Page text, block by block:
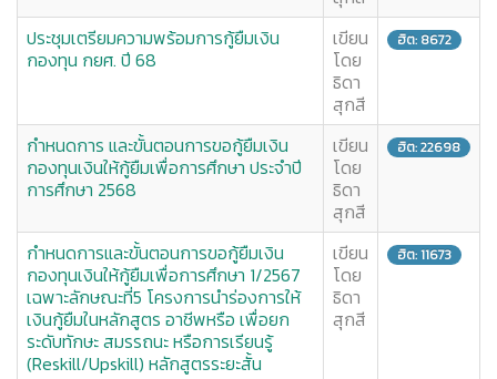
ประชุมเตรียมความพร้อมการกู้ยืมเงิน
กองทุน กยศ. ปี 68
เขียน
โดย
ธิดา
สุกสี
ฮิต: 8672
กำหนดการ และขั้นตอนการขอกู้ยืมเงิน
กองทุนเงินให้กู้ยืมเพื่อการศึกษา ประจำปี
การศึกษา 2568
เขียน
โดย
ธิดา
สุกสี
ฮิต: 22698
กำหนดการและขั้นตอนการขอกู้ยืมเงิน
กองทุนเงินให้กู้ยืมเพื่อการศึกษา 1/2567
เฉพาะลักษณะที่5 โครงการนำร่องการให้
เงินกู้ยืมในหลักสูตร อาชีพหรือ เพื่อยก
ระดับทักษะ สมรรถนะ หรือการเรียนรู้
(Reskill/Upskill) หลักสูตรระยะสั้น
เขียน
โดย
ธิดา
สุกสี
ฮิต: 11673